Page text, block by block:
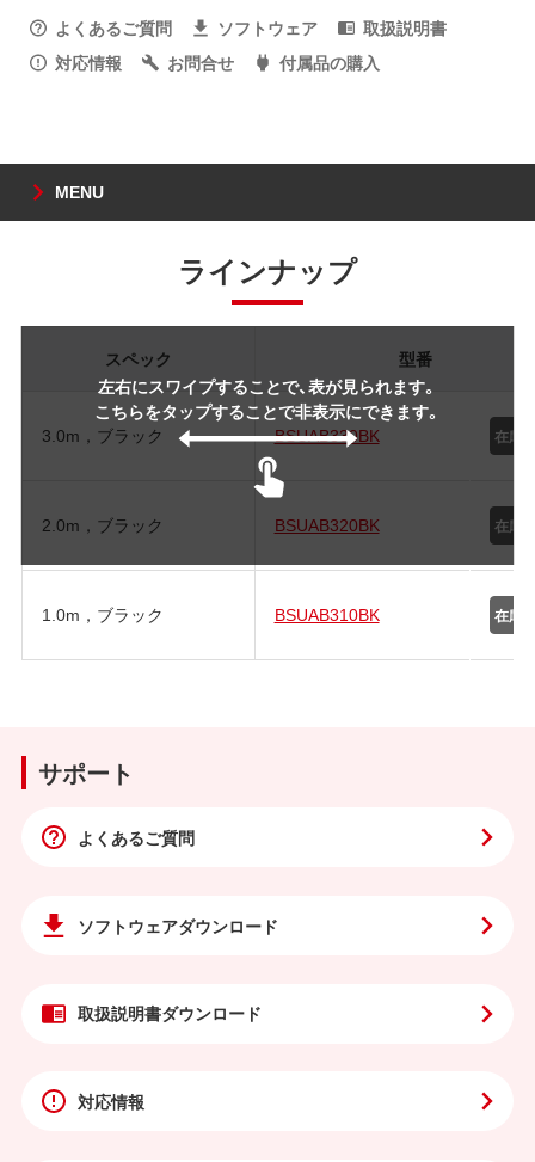
よくあるご質問
ソフトウェア
取扱説明書
対応情報
お問合せ 付属品の購入
MENU
ラインナップ
左右にスワイプすることで、表が見られます。
こちらをタップすることで非表示にできます。
スペック 型番
3.0m，ブラック BSUAB330BK
2.0m，ブラック BSUAB320BK
1.0m，ブラック BSUAB310BK
サポート
よくあるご質問
ソフトウェアダウンロード
取扱説明書ダウンロード
対応情報